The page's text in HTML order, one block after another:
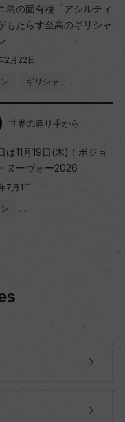
島の固有種「アシルティ
もたらす至高のギリシャ
2月22日
ギリシャ …
世界の造り手から
は11月19日(木)！ボジョ
ヌーヴォー2026
7月1日
…